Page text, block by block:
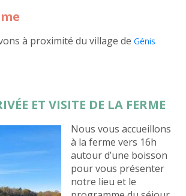
à proximité du village de Génis
ET VISITE DE LA FERME
Nous vous accueillons
à la ferme vers 16h
autour d’une boisson
pour vous présenter
notre lieu et le